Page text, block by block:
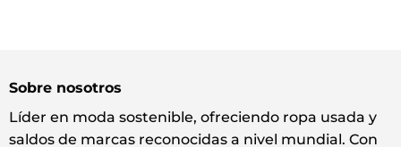
Sobre nosotros
Líder en moda sostenible, ofreciendo ropa usada y
saldos de marcas reconocidas a nivel mundial. Con